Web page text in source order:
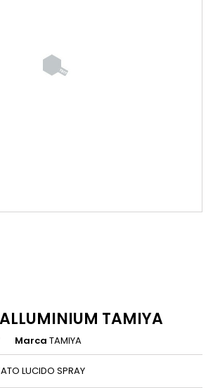
ALLUMINIUM TAMIYA
Marca TAMIYA
LUCIDO SPRAY